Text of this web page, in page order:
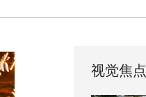
视觉焦点